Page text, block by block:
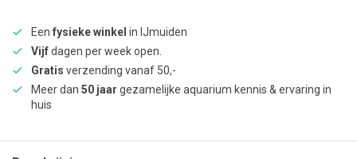
Een fysieke winkel in IJmuiden
Vijfdagen per week open.
Gratis verzending vanaf 50,-
Meer dan 50 jaar gezamelijke aquarium kennis & ervaring in
huis